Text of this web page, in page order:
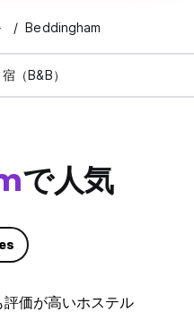
Beddingham
（B&B）
で人気
評価が高いホステル